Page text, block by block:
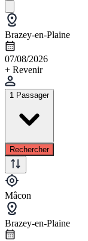
Brazey-en-Plaine
07/08/2026
+ Revenir
1 Passager
Rechercher
Mâcon
Brazey-en-Plaine